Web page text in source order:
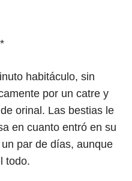
habitáculo, sin
por un catre y
orinal. Las bestias le
en cuanto entró en su
par de días, aunque
todo.